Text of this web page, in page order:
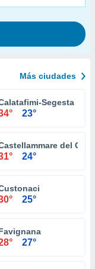
Más ciudades
Segesta
23°
del
24°
25°
27°